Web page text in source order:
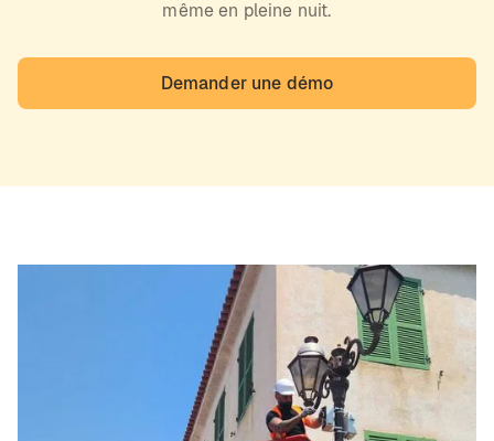
même en pleine nuit.
Demander une démo